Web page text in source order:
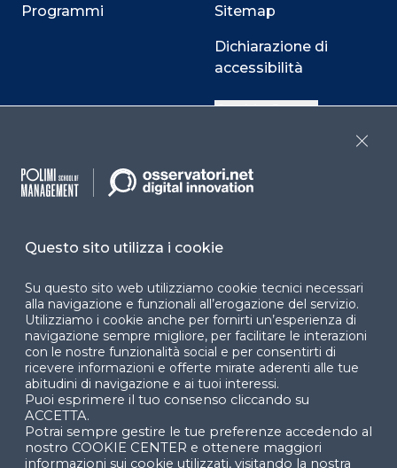
Programmi Sitemap
Dichiarazione di
accessibilità
Cookie Center
Facebook LinkedIn
© 2024 Copyright © Politecnico di Milano Dipartimento
di Ingegneria Gestionale
Questo sito utilizza i cookie
Su questo sito web utilizziamo cookie tecnici necessari
alla navigazione e funzionali all’erogazione del servizio.
Utilizziamo i cookie anche per fornirti un’esperienza di
navigazione sempre migliore, per facilitare le interazioni
con le nostre funzionalità social e per consentirti di
ricevere informazioni e offerte mirate aderenti alle tue
abitudini di navigazione e ai tuoi interessi.
Puoi esprimere il tuo consenso cliccando su
ACCETTA.
Potrai sempre gestire le tue preferenze accedendo al
nostro COOKIE CENTER e ottenere maggiori
informazioni sui cookie utilizzati, visitando la nostra